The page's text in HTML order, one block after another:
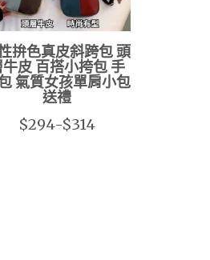
拚色真皮斜跨包 頭
牛皮 百搭小挎包 手
氣質女孩單肩小包
送禮
$294-$314